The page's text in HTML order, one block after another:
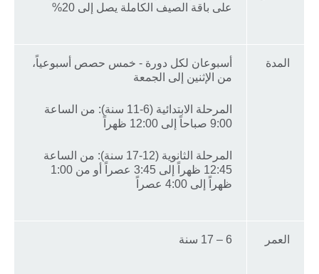
على باقة الصيف الكاملة يصل إلى 20%
المدة
أسبوعان لكل دورة - خمس حصص أسبوعياً،
من الإثنين إلى الجمعة
المرحلة الابتدائية (6-11 سنة): من الساعة
9:00 صباحاً إلى 12:00 ظهراً
المرحلة الثانوية (12-17 سنة): من الساعة
12:45 ظهراً إلى 3:45 عصراً أو من 1:00
ظهراً إلى 4:00 عصراً
العمر 6 – 17 سنة